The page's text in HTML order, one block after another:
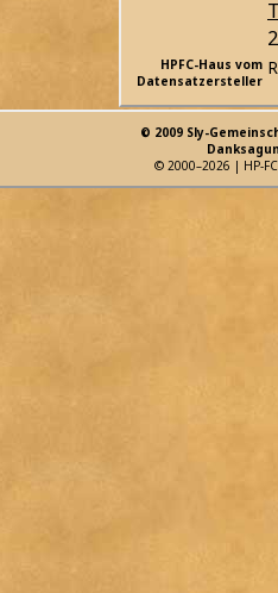
HPFC-Haus vom
Datensatzersteller
© 2009 Sly-
© 2000–2026 | HP-